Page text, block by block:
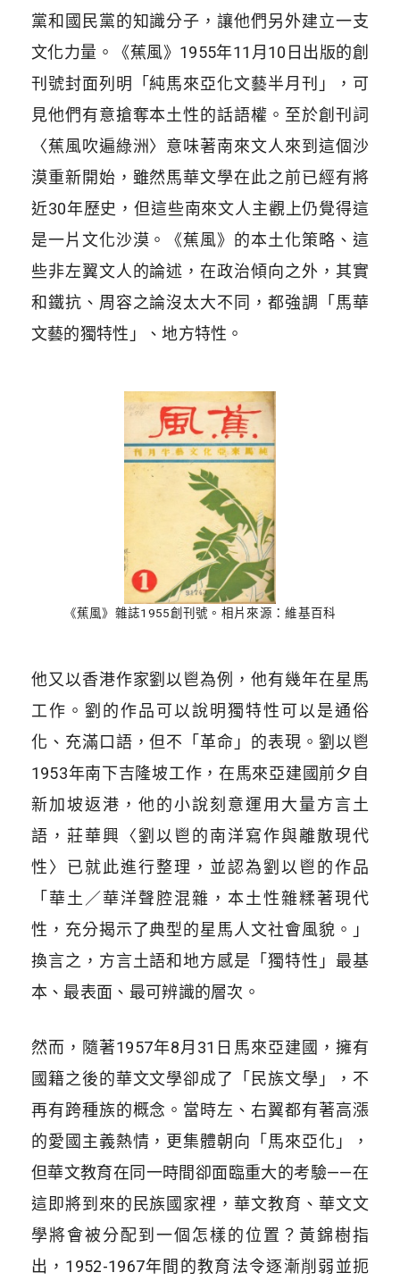
黨和國民黨的知識分子，讓他們另外建立一支
文化力量。《蕉風》1955年11月10日出版的創
刊號封面列明「純馬來亞化文藝半月刊」，可
見他們有意搶奪本土性的話語權。至於創刊詞
〈蕉風吹遍綠洲〉意味著南來文人來到這個沙
漠重新開始，雖然馬華文學在此之前已經有將
近30年歷史，但這些南來文人主觀上仍覺得這
是一片文化沙漠。《蕉風》的本土化策略、這
些非左翼文人的論述，在政治傾向之外，其實
和鐵抗、周容之論沒太大不同，都強調「馬華
文藝的獨特性」、地方特性。
《蕉風》雜誌1955創刊號。相片來源：維基百科
他又以香港作家劉以鬯為例，他有幾年在星馬
工作。劉的作品可以說明獨特性可以是通俗
化、充滿口語，但不「革命」的表現。劉以鬯
1953年南下吉隆坡工作，在馬來亞建國前夕自
新加坡返港，他的小說刻意運用大量方言土
語，莊華興〈劉以鬯的南洋寫作與離散現代
性〉已就此進行整理，並認為劉以鬯的作品
「華土／華洋聲腔混雜，本土性雜糅著現代
性，充分揭示了典型的星馬人文社會風貌。」
換言之，方言土語和地方感是「獨特性」最基
本、最表面、最可辨識的層次。
然而，隨著1957年8月31日馬來亞建國，擁有
國籍之後的華文文學卻成了「民族文學」，不
再有跨種族的概念。當時左、右翼都有著高漲
的愛國主義熱情，更集體朝向「馬來亞化」，
但華文教育在同一時間卻面臨重大的考驗——在
這即將到來的民族國家裡，華文教育、華文文
學將會被分配到一個怎樣的位置？黃錦樹指
出，1952-1967年間的教育法令逐漸削弱並扼